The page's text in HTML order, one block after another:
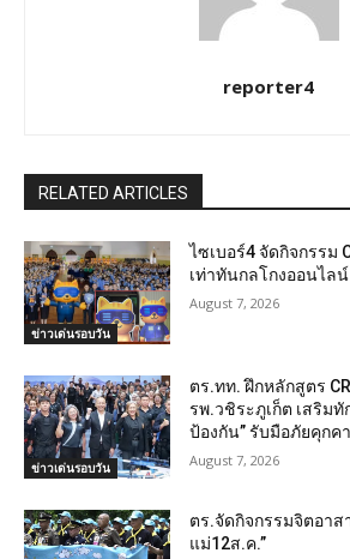
reporter4
RELATED ARTICLES
ข่าวเด่นรอบวัน
ไซเบอร์4 จัดกิจกรรม
เท่าทันกลโกงออนไลน์
August 7, 2026
ข่าวเด่นรอบวัน
ตร.ทท. ฝึกหลักสูตร
รพ.วชิระภูเก็ต เสริม
ป้องกัน” รับมือภัยคุกค
August 7, 2026
ตร.จัดกิจกรรมจิตอา
แม่12ส.ค.”